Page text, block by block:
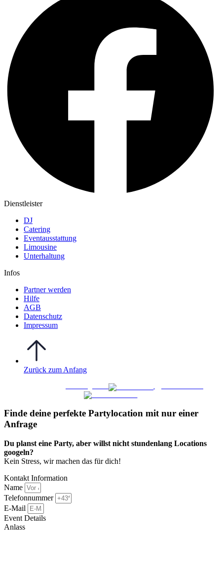
Dienstleister
DJ
Catering
Eventausstattung
Limousine
Unterhaltung
Infos
Partner werden
Hilfe
AGB
Datenschutz
Impressum
Zurück zum Anfang
Finde deine perfekte Partylocation mit nur einer
Anfrage​
Du planst eine Party, aber willst nicht stundenlang Locations
googeln?
Kein Stress, wir machen das für dich!
Kontakt Information
Name
Telefonnummer
E-Mail
Event Details
Anlass